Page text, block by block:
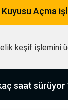
Kuyusu Açma
keşif işlemini
saat sürüyor